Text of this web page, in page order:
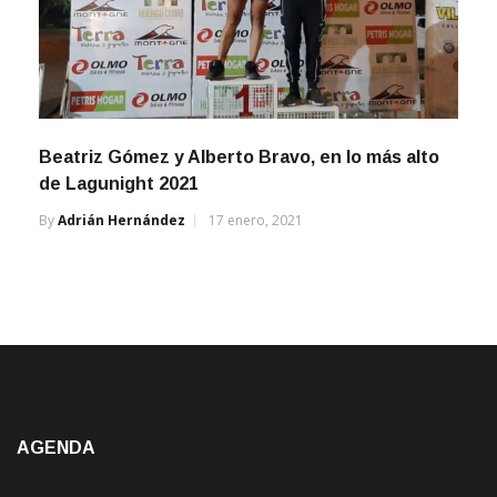
Beatriz Gómez y Alberto Bravo, en lo más alto
de Lagunight 2021
ByAdrián Hernández 17 enero, 2021
AGENDA